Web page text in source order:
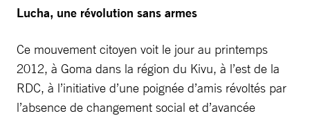
Lucha, une révolution sans armes
Ce mouvement citoyen voit le jour au printemps
2012, à Goma dans la région du Kivu, à l’est de la
RDC, à l’initiative d’une poignée d’amis révoltés par
l’absence de changement social et d’avancée